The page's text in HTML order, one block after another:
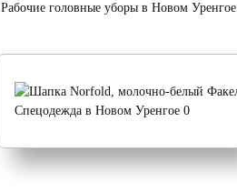
Рабочие головные уборы в Новом Уренгое